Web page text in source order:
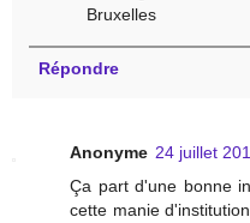
Bruxelles
Répondre
Anonyme 24 juillet
Ça part d'une bonne
cette manie